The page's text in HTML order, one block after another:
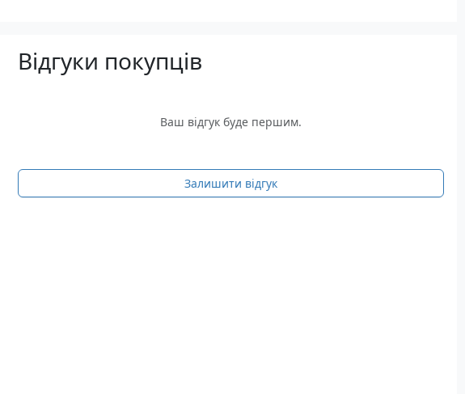
Відгуки покупців
Ваш відгук буде першим.
Залишити відгук